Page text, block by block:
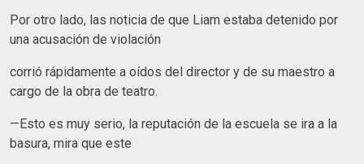
Por otro lado, las noticia de que Liam estaba detenido por
una acusación de violación
corrió rápidamente a oídos del director y de su maestro a
cargo de la obra de teatro.
—Esto es muy serio, la reputación de la escuela se ira a la
basura, mira que este